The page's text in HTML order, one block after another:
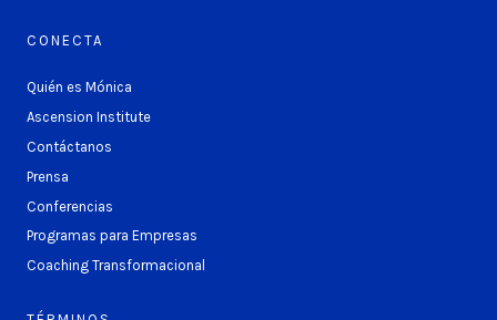
CONECTA
Quién es Mónica
Ascension Institute
Contáctanos
Prensa
Conferencias
Programas para Empresas
Coaching Transformacional